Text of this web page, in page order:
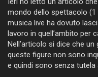
mondo dello spettacolo (1
musica live ha dovuto
lavoro in quell’ambito per
Nell’articolo si dice che
queste figure non sono
e quindi sono senza tutela